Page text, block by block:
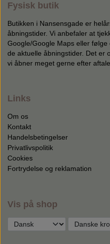
Fysisk butik
Butikken i Nansensgade er
åbningstider. Vi anbefaler at
Google/Google Maps eller
de aktuelle åbningstider. Det er
vi åbner meget gerne efter
Links
Om os
Kontakt
Handelsbetingelser
Privatlivspolitik
Cookies
Fortrydelse og reklamation
Vis på shop